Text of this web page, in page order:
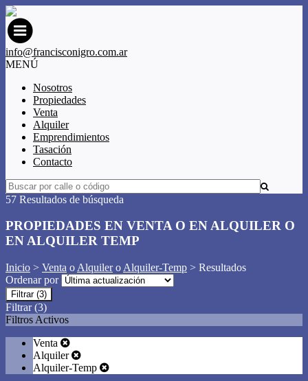
info@francisconigro.com.ar
MENÚ
Nosotros
Propiedades
Venta
Alquiler
Emprendimientos
Tasación
Contacto
57 Resultados de búsqueda
PROPIEDADES EN VENTA O EN ALQUILER O
EN ALQUILER TEMP
Inicio > Venta o Alquilero Alquiler-Temp > Resultados
Ordenar por
Filtrar (3)
Filtrar (3)
Filtros Activos
Venta
Alquiler
Alquiler-Temp